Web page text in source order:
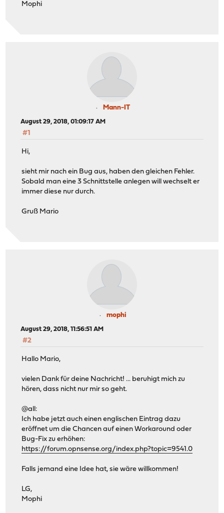
Mophi
Mann-IT
August 29, 2018, 01:09:17 AM
#1
Hi,
sieht mir nach ein Bug aus, haben den gleichen Fehler.
Sobald man eine 3 Schnittstelle anlegen will wechselt er
immer diese nur durch.
Gruß Mario
mophi
August 29, 2018, 11:56:51 AM
#2
Hallo Mario,
vielen Dank für deine Nachricht! ... beruhigt mich zu
hören, dass nicht nur mir so geht.
@all:
Ich habe jetzt auch einen englischen Eintrag dazu
eröffnet um die Chancen auf einen Workaround oder
Bug-Fix zu erhöhen:
https://forum.opnsense.org/index.php?topic=9541.0
Falls jemand eine Idee hat, sie wäre willkommen!
LG,
Mophi